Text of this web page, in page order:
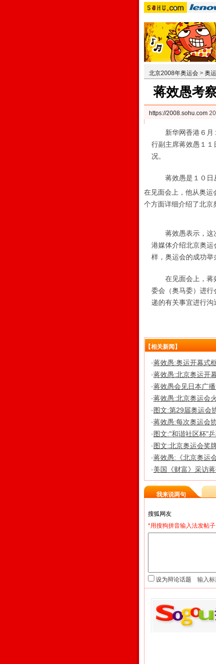
北京2008年奥运会 > 奥
蒋效愚考
https://2008.sohu.com
新华网香港６月１
行副主席蒋效愚１
况。
蒋效愚是１０日
在见面会上，他从奥运
个方面详细介绍了北京
蒋效愚表示，这次
港媒体介绍北京奥运
样，奥运会的成功举
在见面会上，蒋效
委会（奥马委）进
递的有关事宜进行沟
【相关新闻】
·蒋效愚:奥运开幕式
·蒋效愚:北京奥运开
·蒋效愚会见日本广
·蒋效愚:北京奥运会
· 图文:第29届奥运会
·蒋效愚:每次奥运会
· 图文:"和谐社区杯"
· 图文:北京奥运会奖
·蒋效愚:《北京奥运
·美国《财富》采访
我来说两句
*用搜狗拼音输入法发帖
设为辩论话题